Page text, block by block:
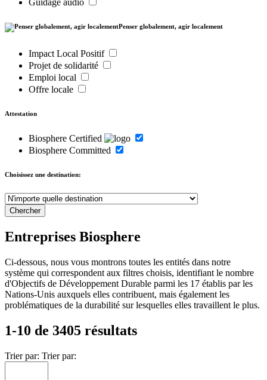
Guidage audio
Penser globalement, agir localement
Impact Local Positif
Projet de solidarité
Emploi local
Offre locale
Attestation
Biosphere Certified
Biosphere Committed
Choisissez une destination:
Entreprises Biosphere
Ci-dessous, nous vous montrons toutes les entités dans notre
système qui correspondent aux filtres choisis, identifiant le nombre
d'Objectifs de Développement Durable parmi les 17 établis par les
Nations-Unis auxquels elles contribuent, mais également les
problématiques de la durabilité sur lesquelles elles travaillent le plus.
1-10 de 3405 résultats
Trier par: Trier par: